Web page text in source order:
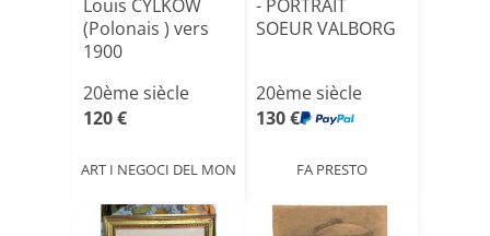
Louis CYLKOW
(Polonais ) vers
1900
20ème siècle
120 €
ART I NEGOCI DEL MON
- PORTRAIT
SOEUR VALBORG
20ème siècle
130 €
FA PRESTO